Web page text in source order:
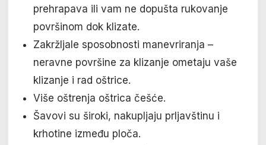
prehrapava ili vam ne dopušta rukovanje
površinom dok klizate.
Zakržljale sposobnosti manevriranja –
neravne površine za klizanje ometaju vaše
klizanje i rad oštrice.
Više oštrenja oštrica češće.
Šavovi su široki, nakupljaju prljavštinu i
krhotine između ploča.